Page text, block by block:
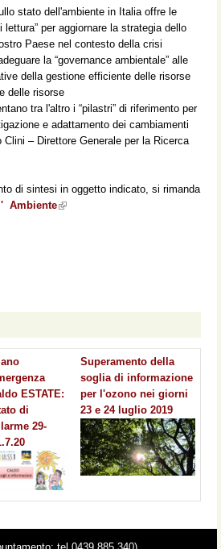
stato dell'ambiente in Italia offre le
per aggiornare la strategia dello
Paese nel contesto della crisi
la “governance ambientale” alle
della gestione efficiente delle risorse
delle risorse
tra l'altro i “pilastri” di riferimento per
e adattamento dei cambiamenti
Clini – Direttore Generale per la Ricerca
di sintesi in oggetto indicato, si rimanda
Ambiente(link is external)
ESTATE:
di
29-
Superamento della
soglia di informazione
per l'ozono nei giorni
23 e 24 luglio 2019